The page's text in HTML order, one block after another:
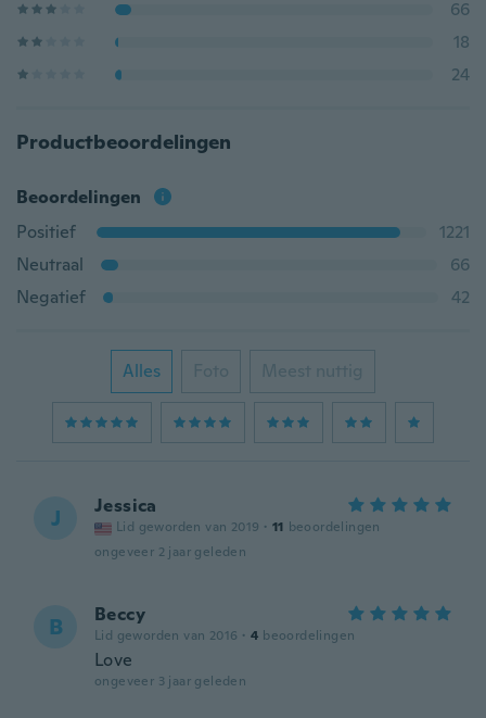
66
18
24
Productbeoordelingen
Beoordelingen
Positief
1221
Neutraal
66
Negatief
42
Alles Foto Meest nuttig
J Jessica
Lid geworden van 2019 · 11 beoordelingen
ongeveer 2 jaar geleden
B Beccy
Lid geworden van 2016 · 4 beoordelingen
Love
ongeveer 3 jaar geleden